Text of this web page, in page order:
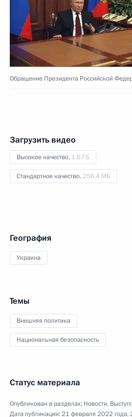
Обращение Президента Российской
Загрузить видео
Высокое качество, 1.6 ГБ
Стандартное качество, 256.4 МБ
География
Украина
Темы
Внешняя политика
Национальная безопасность
Статус материала
Опубликован в разделах: Новости,
Дата публикации:21 февраля 2022 года,